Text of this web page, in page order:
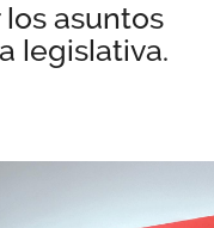
asuntos
legislativa.